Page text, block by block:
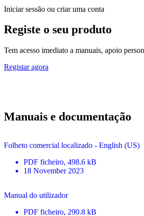
Iniciar sessão ou criar uma conta
Registe o seu produto
Tem acesso imediato a manuais, apoio
Registar agora
Manuais e documentação
Folheto comercial localizado - English (US)
PDF ficheiro, 498.6 kB
18 November 2023
Manual do utilizador
PDF ficheiro, 290.8 kB